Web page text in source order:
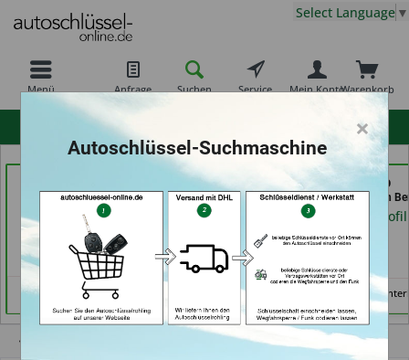
Menü Anfrage Suchen Service Warenkorb
Mein Konto
Select Language ▼
Schlüsseldienst Brkic,
Brkic & Wiersbowsky
GbR (in Wuppertal)
Händlerprofil
Demuro Schuh &
Schlüsseldienst (in
Grevenbroich)
KEYHERO
Autoschlüssel (in
Händlerprofil
Keine Services
×
Autoschlüssel-Suchmaschine